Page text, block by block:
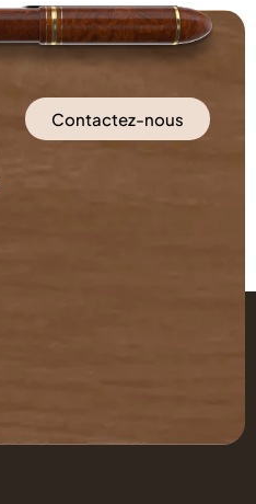
Contactez-nous